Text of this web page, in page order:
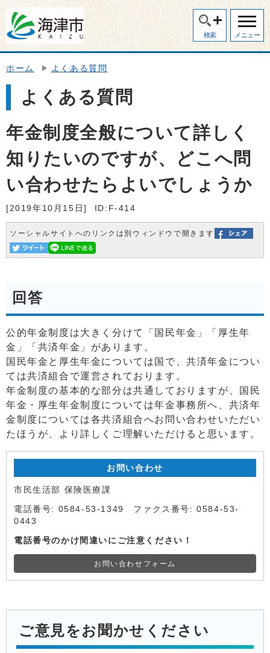
検索 メニュー
ホーム よくある質問
よくある質問
年金制度全般について詳しく
知りたいのですが、どこへ問
い合わせたらよいでしょうか
[2019年10月15日] ID:F-414
ソーシャルサイトへのリンクは別ウィンドウで開きます
回答
公的年金制度は大きく分けて「国民年金」「厚生年
金」「共済年金」があります。
国民年金と厚生年金については国で、共済年金につい
ては共済組合で運営されております。
年金制度の基本的な部分は共通しておりますが、国民
年金・厚生年金制度については年金事務所へ、共済年
金制度については各共済組合へお問い合わせいただい
たほうが、より詳しくご理解いただけると思います。
お問い合わせ
市民生活部 保険医療課
電話番号: 0584-53-1349 ファクス番号: 0584-53-
0443
電話番号のかけ間違いにご注意ください！
お問い合わせフォーム
ご意見をお聞かせください